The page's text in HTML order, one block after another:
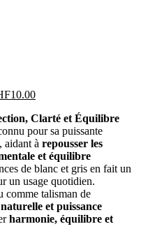
10.00
Clarté et Équilibre
pour sa puissante
, aidant à repousser les
et équilibre
de blanc et gris en fait un
un usage quotidien.
comme talisman de
et puissance
harmonie, équilibre et